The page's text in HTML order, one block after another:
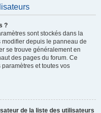
?
sont stockés dans la
depuis le panneau de
se trouve généralement en
des pages du forum. Ce
et toutes vos
de la liste des utilisateurs